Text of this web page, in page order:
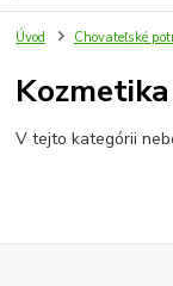
Úvod Chovateľské
V tejto kategórii